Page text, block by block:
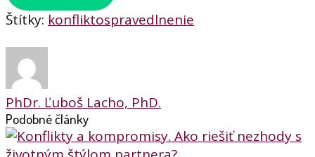
Štítky: konfliktospravedlnenie
PhDr. Ľuboš Lacho, PhD.
Podobné články